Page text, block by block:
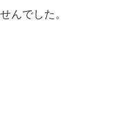
んでした。